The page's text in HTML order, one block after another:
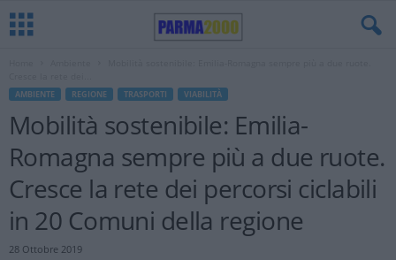
AMBIENTE REGIONE TRASPORTI VIABILITÀ
Mobilità sostenibile: Emilia-
Romagna sempre più a due ruote.
Cresce la rete dei percorsi ciclabili
in 20 Comuni della regione
28 Ottobre 2019